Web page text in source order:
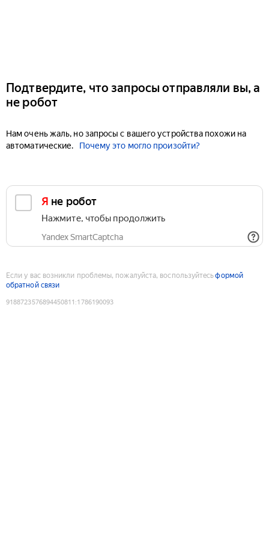
Подтвердите, что запросы отправляли вы, а
не робот
Нам очень жаль, но запросы с вашего устройства похожи на
автоматические.
Почему это могло произойти?
Я не робот
Нажмите, чтобы продолжить
Yandex SmartCaptcha
Если у вас возникли проблемы, пожалуйста, воспользуйтесьформой
обратной связи
9188723576894450811 :1786190093